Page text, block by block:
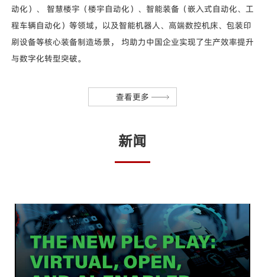
动化）、 智慧楼宇（楼宇自动化）、智能装备（嵌入式自动化、工
程车辆自动化）等领域，以及智能机器人、高端数控机床、包装印
刷设备等核心装备制造场景， 均助力中国企业实现了生产效率提升
与数字化转型突破。
查看更多
新闻